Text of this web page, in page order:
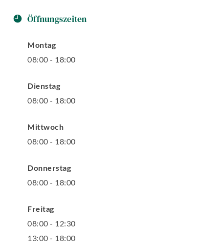
Öffnungszeiten
Montag
08:00 - 18:00
Dienstag
08:00 - 18:00
Mittwoch
08:00 - 18:00
Donnerstag
08:00 - 18:00
Freitag
08:00 - 12:30
13:00 - 18:00